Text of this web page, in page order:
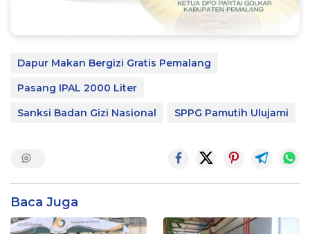
Dapur Makan Bergizi Gratis Pemalang
Pasang IPAL 2000 Liter
Sanksi Badan Gizi Nasional
SPPG Pamutih Ulujami
Baca Juga